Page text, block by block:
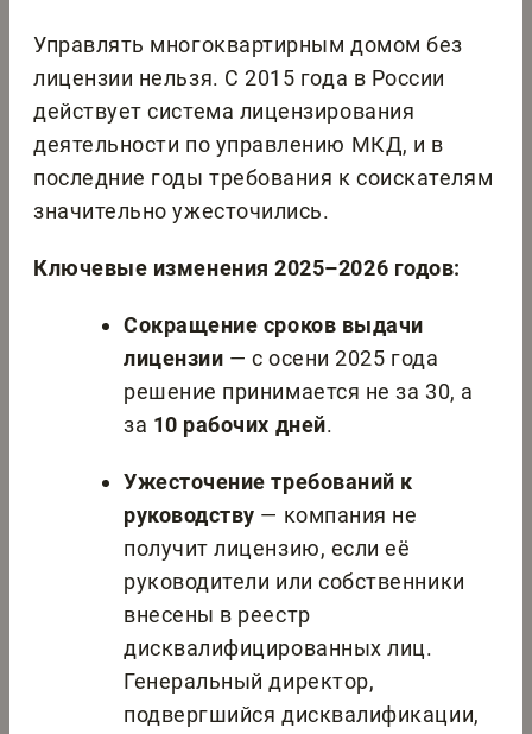
Управлять многоквартирным домом без
лицензии нельзя. С 2015 года в России
действует система лицензирования
деятельности по управлению МКД, и в
последние годы требования к соискателям
значительно ужесточились.
Ключевые изменения 2025–2026 годов:
Сокращение сроков выдачи
лицензии — с осени 2025 года
решение принимается не за 30, а
за 10 рабочих дней.
Ужесточение требований к
руководству — компания не
получит лицензию, если её
руководители или собственники
внесены в реестр
дисквалифицированных лиц.
Генеральный директор,
подвергшийся дисквалификации,